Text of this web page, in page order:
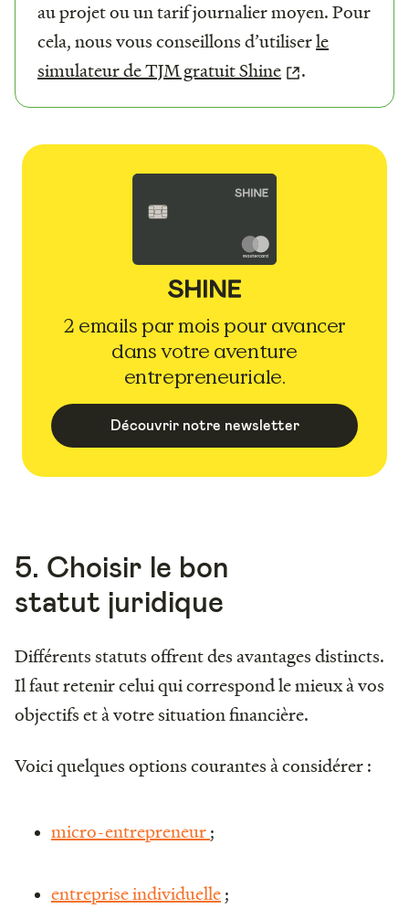
au projet ou un tarif journalier moyen. Pour
cela, nous vous conseillons d’utiliserle
simulateur de TJM gratuit Shine
.
2 emails par mois pour avancer
dans votre aventure
entrepreneuriale.
Découvrir notre newsletter
5. Choisir le bon
statut juridique
Différents statuts offrent des avantages distincts.
Il faut retenir celui qui correspond le mieux à vos
objectifs et à votre situation financière.
Voici quelques options courantes à considérer :
micro-entrepreneur;
entreprise individuelle;